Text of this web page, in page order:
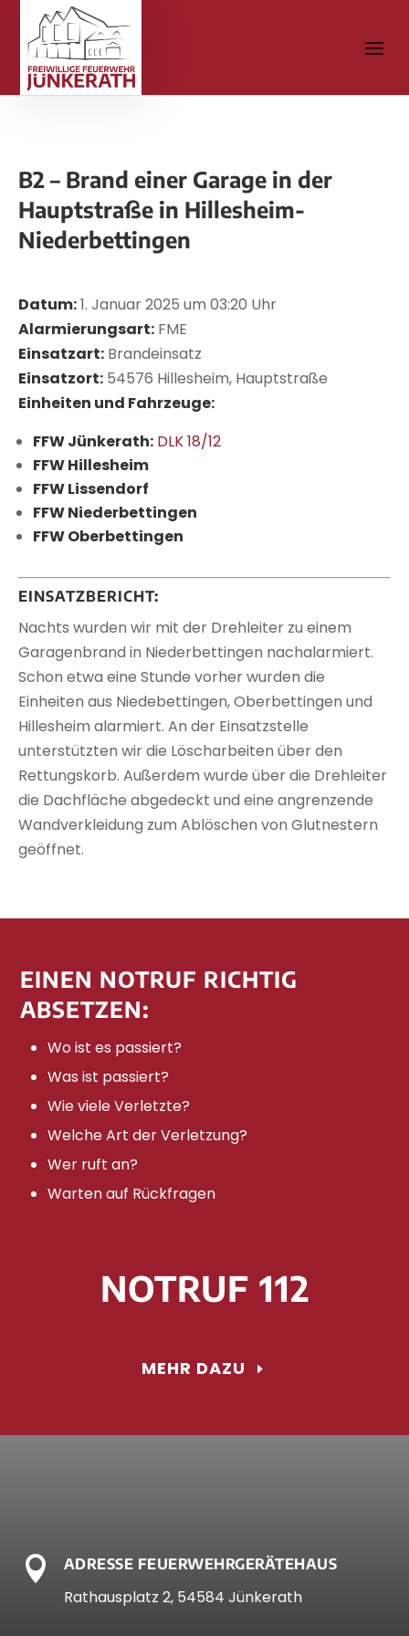
B2 – Brand einer Garage in der
Hauptstraße in Hillesheim-
Niederbettingen
Datum:1. Januar 2025 um 03:20 Uhr
Alarmierungsart: FME
Einsatzart: Brandeinsatz
Einsatzort: 54576 Hillesheim, Hauptstraße
Einheiten und Fahrzeuge:
FFW Jünkerath: DLK 18/12
FFW Hillesheim
FFW Lissendorf
FFW Niederbettingen
FFW Oberbettingen
EINSATZBERICHT:
Nachts wurden wir mit der Drehleiter zu einem
Garagenbrand in Niederbettingen nachalarmiert.
Schon etwa eine Stunde vorher wurden die
Einheiten aus Niedebettingen, Oberbettingen und
Hillesheim alarmiert. An der Einsatzstelle
unterstützten wir die Löscharbeiten über den
Rettungskorb. Außerdem wurde über die Drehleiter
die Dachfläche abgedeckt und eine angrenzende
Wandverkleidung zum Ablöschen von Glutnestern
geöffnet.
EINEN NOTRUF RICHTIG
ABSETZEN:
Wo ist es passiert?
Was ist passiert?
Wie viele Verletzte?
Welche Art der Verletzung?
Wer ruft an?
Warten auf Rückfragen
NOTRUF 112
MEHR DAZU
 ADRESSE FEUERWEHRGERÄTEHAUS
Rathausplatz 2, 54584 Jünkerath